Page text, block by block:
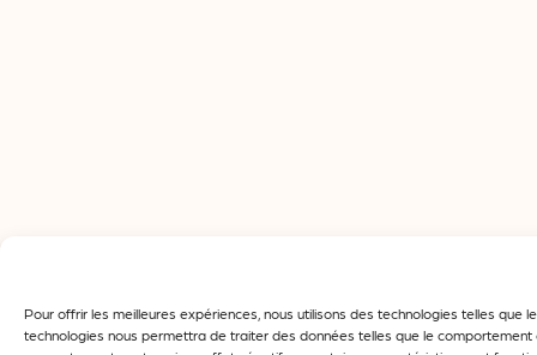
Pour offrir les meilleures expériences, nous utilisons des technologies telles
technologies nous permettra de traiter des données telles que le